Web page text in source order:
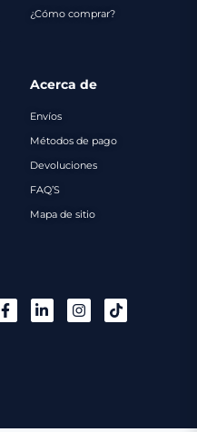
¿Cómo comprar?
Acerca de
Envíos
Métodos de pago
Devoluciones
FAQ’S
Mapa de sitio